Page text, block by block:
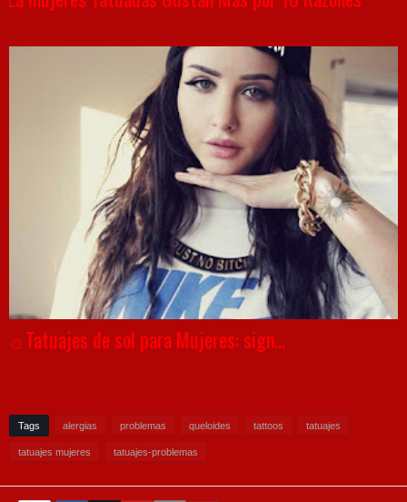
☼Tatuajes de sol para Mujeres: sign...
Tags alergias problemas queloides tattoos tatuajes
tatuajes mujeres tatuajes-problemas